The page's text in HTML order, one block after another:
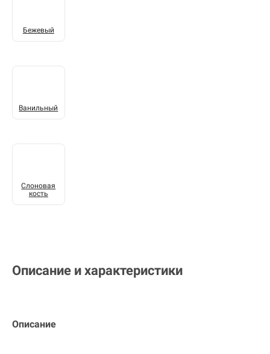
Бежевый
Ванильный
Слоновая
кость
Описание и характеристики
Описание